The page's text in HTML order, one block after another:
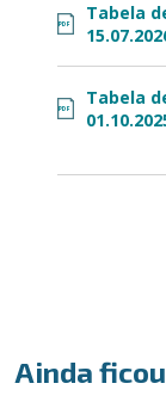
Tabela
PDF
Tabela
PDF
Ainda